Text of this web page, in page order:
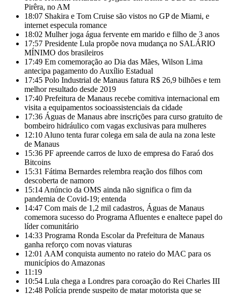
Pirêra, no AM
18:07 Shakira e Tom Cruise são vistos no GP de Miami, e
internet especula romance
18:02 Mulher joga água fervente em marido e filho de 3 anos
17:57 Presidente Lula propõe nova mudança no SALÁRIO
MÍNIMO dos brasileiros
17:49 Em comemoração ao Dia das Mães, Wilson Lima
antecipa pagamento do Auxílio Estadual
17:45 Polo Industrial de Manaus fatura R$ 26,9 bilhões e tem
melhor resultado desde 2019
17:40 Prefeitura de Manaus recebe comitiva internacional em
visita a equipamentos socioassistenciais da cidade
17:36 Águas de Manaus abre inscrições para curso gratuito de
bombeiro hidráulico com vagas exclusivas para mulheres
12:10 Aluno tenta furar colega em sala de aula na zona leste
de Manaus
15:36 PF apreende carros de luxo de empresa do Faraó dos
Bitcoins
15:31 Fátima Bernardes relembra reação dos filhos com
descoberta de namoro
15:14 Anúncio da OMS ainda não significa o fim da
pandemia de Covid-19; entenda
14:47 Com mais de 1,2 mil cadastros, Águas de Manaus
comemora sucesso do Programa Afluentes e enaltece papel do
líder comunitário
14:33 Programa Ronda Escolar da Prefeitura de Manaus
ganha reforço com novas viaturas
12:01 AAM conquista aumento no rateio do MAC para os
municípios do Amazonas
11:19
10:54 Lula chega a Londres para coroação do Rei Charles III
12:48 Polícia prende suspeito de matar motorista que se